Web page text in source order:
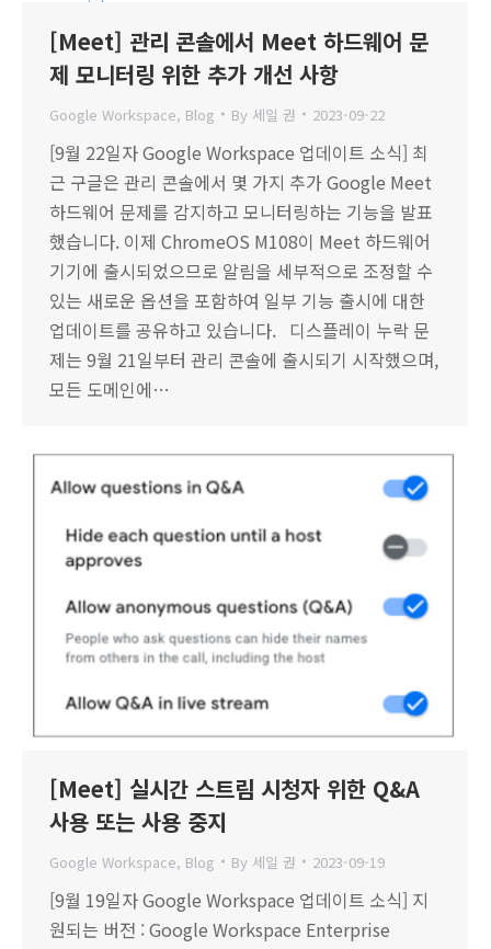
[Meet] 관리 콘솔에서 Meet 하드웨어 문
제 모니터링 위한 추가 개선 사항
Google Workspace, Blog By 세일 권 2023-09-22
[9월 22일자 Google Workspace 업데이트 소식] 최
근 구글은 관리 콘솔에서 몇 가지 추가 Google Meet
하드웨어 문제를 감지하고 모니터링하는 기능을 발표
했습니다. 이제 ChromeOS M108이 Meet 하드웨어
기기에 출시되었으므로 알림을 세부적으로 조정할 수
있는 새로운 옵션을 포함하여 일부 기능 출시에 대한
업데이트를 공유하고 있습니다. 디스플레이 누락 문
제는 9월 21일부터 관리 콘솔에 출시되기 시작했으며,
모든 도메인에…
[Meet] 실시간 스트림 시청자 위한 Q&A
사용 또는 사용 중지
Google Workspace, Blog By 세일 권 2023-09-19
[9월 19일자 Google Workspace 업데이트 소식] 지
원되는 버전 : Google Workspace Enterprise